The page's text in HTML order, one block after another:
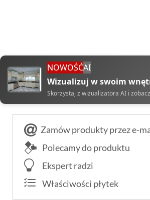
NOWOŚĆAI
Wizualizuj w swoim
Skorzystaj z wizualizatora AI i
Zamów produkty przez e-
Polecamy do produktu
Ekspert radzi
Właściwości płytek